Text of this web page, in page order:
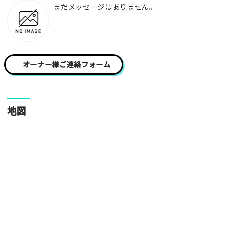
写真
[text photo3alt placeholder "写真の解説※任意]
まだメッセージはありません。
オーナー様ご連絡フォーム
地図